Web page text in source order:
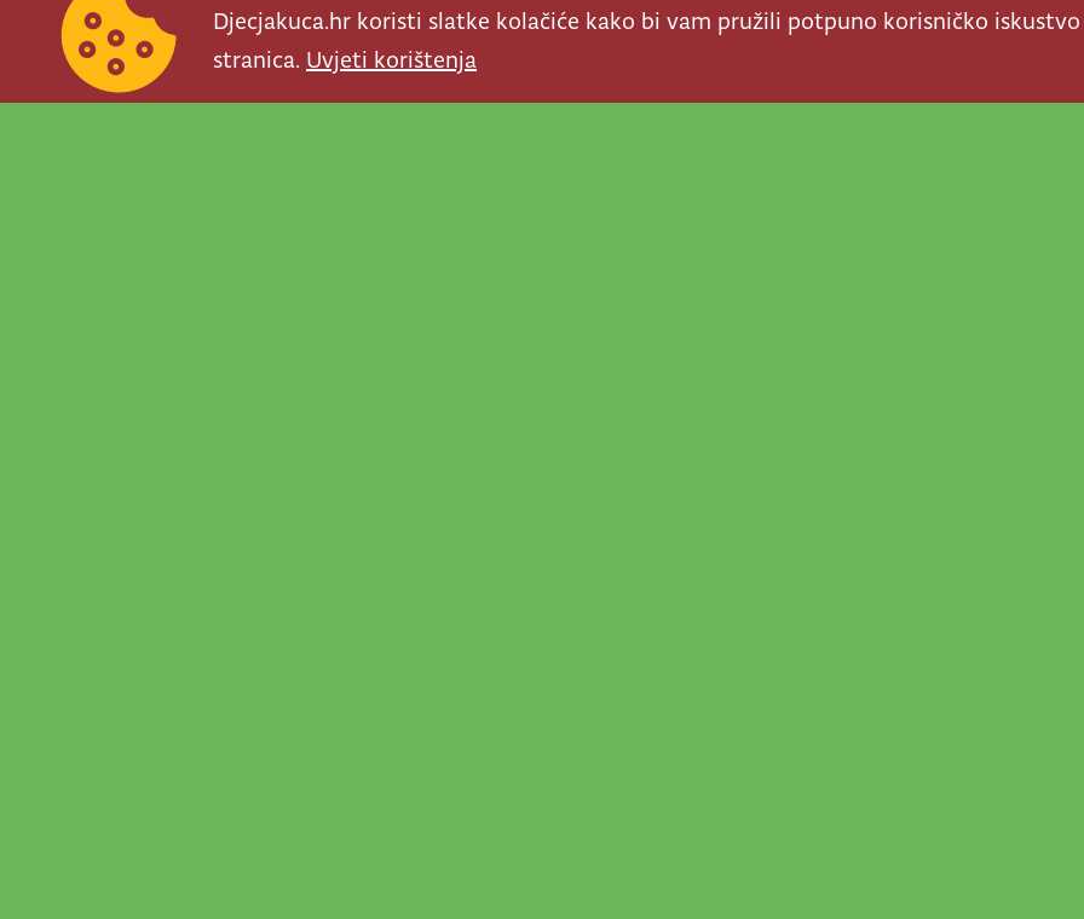
Djecjakuca.hr koristi slatke kolačiće kako bi vam pružili potpuno korisničko
stranica. Uvjeti korištenja